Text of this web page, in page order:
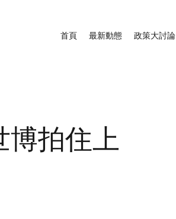
首頁 最新動態 政策大討論
拍住上